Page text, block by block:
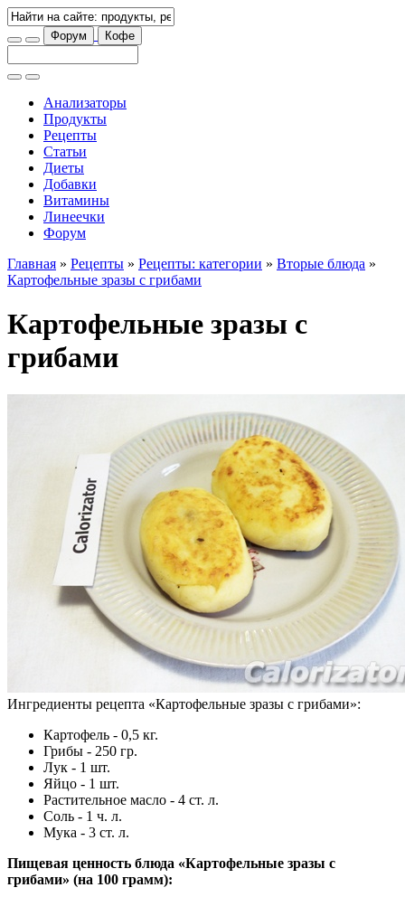
Форум Кофе
Анализаторы
Продукты
Рецепты
Статьи
Диеты
Добавки
Витамины
Линеечки
Форум
Главная » Рецепты » Рецепты: категории » Вторые блюда »
Картофельные зразы с грибами
Картофельные зразы с
грибами
Ингредиенты рецепта «Картофельные зразы с грибами»:
Картофель - 0,5 кг.
Грибы - 250 гр.
Лук - 1 шт.
Яйцо - 1 шт.
Растительное масло - 4 ст. л.
Соль - 1 ч. л.
Мука - 3 ст. л.
Пищевая ценность блюда «Картофельные зразы с
грибами» (на 100 грамм):